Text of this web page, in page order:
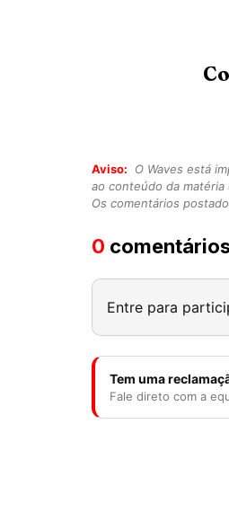
Aviso:
O Waves está
ao conteúdo da
Os comentários
0
Entre para
Tem uma
Fale direto com a